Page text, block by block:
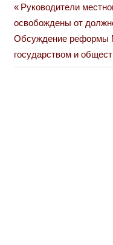
Навигация
по
записям
Previous
Post:
Руководители
освобождены от
Next
Post:
Обсуждение
государством и